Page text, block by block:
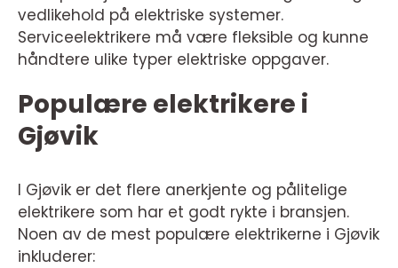
vedlikehold på elektriske systemer.
Serviceelektrikere må være fleksible og kunne
håndtere ulike typer elektriske oppgaver.
Populære elektrikere i
Gjøvik
I Gjøvik er det flere anerkjente og pålitelige
elektrikere som har et godt rykte i bransjen.
Noen av de mest populære elektrikerne i Gjøvik
inkluderer: